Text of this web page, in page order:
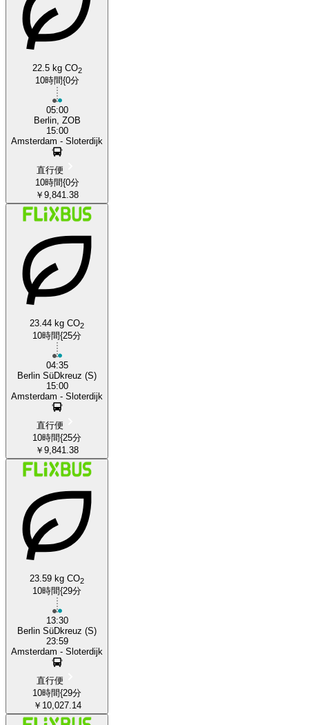
Amsterdam
22.5 kg CO2
10時間{0分
05:00
Berlin, ZOB
15:00
Amsterdam - Sloterdijk
直行便
10時間{0分
￥9,841.38
23.44 kg CO2
10時間{25分
04:35
Berlin SüDkreuz (S)
15:00
Amsterdam - Sloterdijk
直行便
10時間{25分
￥9,841.38
23.59 kg CO2
10時間{29分
13:30
Berlin SüDkreuz (S)
23:59
Amsterdam - Sloterdijk
直行便
10時間{29分
￥10,027.14